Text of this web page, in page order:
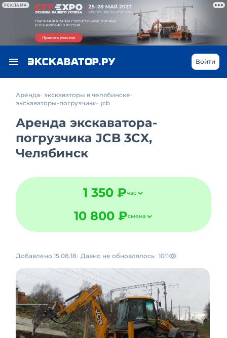
РЕКЛАМА
Войти
Аренда экскаваторы в челябинске
экскаваторы-погрузчики jcb
Аренда экскаватора-
погрузчика JCB 3CX,
Челябинск
1 350 ₽час
10 800 ₽смена
Добавлено 15.08.18 Давно не обновлялось 1011